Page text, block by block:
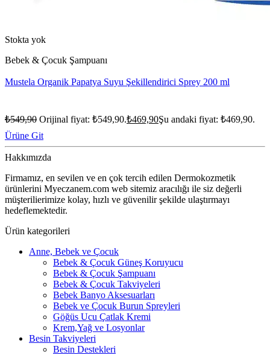
Stokta yok
Bebek & Çocuk Şampuanı
Mustela Organik Papatya Suyu Şekillendirici Sprey 200 ml
₺549,90 Orijinal fiyat: ₺549,90.₺469,90Şu andaki fiyat: ₺469,90.
Ürüne Git
Hakkımızda
Firmamız, en sevilen ve en çok tercih edilen Dermokozmetik
ürünlerini Myeczanem.com web sitemiz aracılığı ile siz değerli
müşterilierimize kolay, hızlı ve güvenilir şekilde ulaştırmayı
hedeflemektedir.
Ürün kategorileri
Anne, Bebek ve Çocuk
Bebek & Çocuk Güneş Koruyucu
Bebek & Çocuk Şampuanı
Bebek & Çocuk Takviyeleri
Bebek Banyo Aksesuarları
Bebek ve Çocuk Burun Spreyleri
Göğüs Ucu Çatlak Kremi
Krem,Yağ ve Losyonlar
Besin Takviyeleri
Besin Destekleri